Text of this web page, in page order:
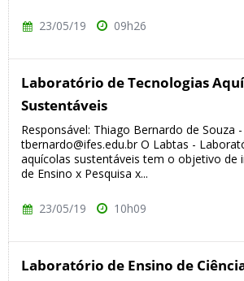
23/05/19 09h26
Laboratório de Tecnologias
Sustentáveis
Responsável: Thiago Bernardo de Souza -
tbernardo@ifes.edu.br O Labtas -
aquícolas sustentáveis tem o objetivo de
de Ensino x Pesquisa x...
23/05/19 10h09
Laboratório de Ensino de